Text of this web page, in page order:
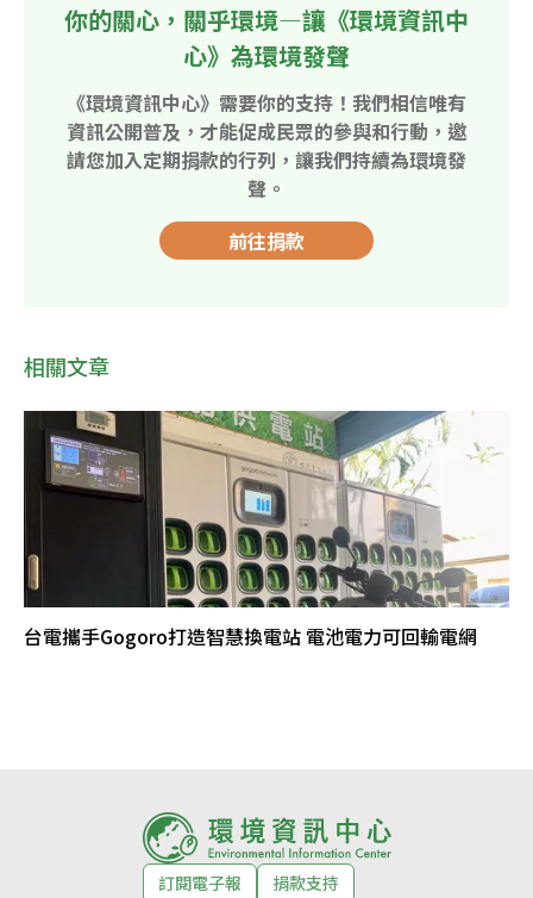
你的關心，關乎環境—讓《環境資訊中
心》為環境發聲
《環境資訊中心》需要你的支持！我們相信唯有
資訊公開普及，才能促成民眾的參與和行動，邀
請您加入定期捐款的行列，讓我們持續為環境發
聲。
前往捐款
相關文章
台電攜手Gogoro打造智慧換電站 電池電力可回輸電網
訂閱電子報 捐款支持